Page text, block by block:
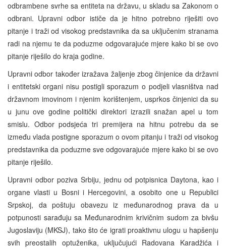
odbrambene svrhe sa entiteta na državu, u skladu sa Zakonom o
odbrani. Upravni odbor ističe da je hitno potrebno riješiti ovo
pitanje i traži od visokog predstavnika da sa uključenim stranama
radi na njemu te da poduzme odgovarajuće mjere kako bi se ovo
pitanje riješilo do kraja godine.
Upravni odbor također izražava žaljenje zbog činjenice da državni
i entitetski organi nisu postigli sporazum o podjeli vlasništva nad
državnom imovinom i njenim korištenjem, usprkos činjenici da su
u junu ove godine politički direktori izrazili snažan apel u tom
smislu. Odbor podsjeća tri premijera na hitnu potrebu da se
između vlada postigne sporazum o ovom pitanju i traži od visokog
predstavnika da poduzme sve odgovarajuće mjere kako bi se ovo
pitanje riješilo.
Upravni odbor poziva Srbiju, jednu od potpisnica Daytona, kao i
organe vlasti u Bosni i Hercegovini, a osobito one u Republici
Srpskoj, da poštuju obavezu iz međunarodnog prava da u
potpunosti sarađuju sa Međunarodnim krivičnim sudom za bivšu
Jugoslaviju (MKSJ), tako što će igrati proaktivnu ulogu u hapšenju
svih preostalih optuženika, uključujući Radovana Karadžića i